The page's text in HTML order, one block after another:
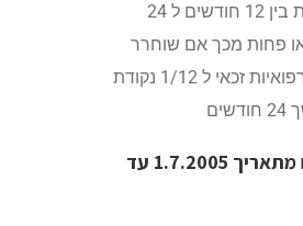
מי ששירת בין 12 חודשים ל 24
פחות מכך אם שוחרר
מסיבות רפואיות זכאי ל 1/12 נקודת
למשתחררים מתאריך 1.7.2005 עד